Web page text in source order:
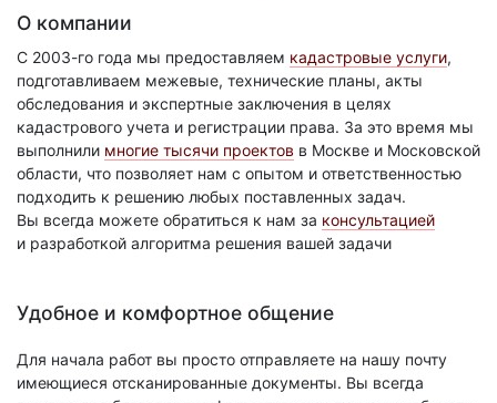
О компании
С 2003-го года мы предоставляем кадастровые услуги,
подготавливаем межевые, технические планы, акты
обследования и экспертные заключения в целях
кадастрового учета и регистрации права. За это время мы
выполнили многие тысячи проектов в Москве и Московской
области, что позволяет нам с опытом и ответственностью
подходить к решению любых поставленных задач.
Вы всегда можете обратиться к нам за консультацией
и разработкой алгоритма решения вашей задачи
Удобное и комфортное общение
Для начала работ вы просто отправляете на нашу почту
имеющиеся отсканированные документы. Вы всегда